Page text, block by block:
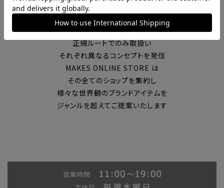
富山の中心エリアで現在7店舗の
セレクトショップを展開
国内外のブランドを
正規ルートでのみ取扱い
それぞれ異なるコンセプトを発信
MAKES ONLINE STORE は
その全てのショップを集約し
様々な世界観のブランドアイテムを
ジャンルを超えてご提案いたします